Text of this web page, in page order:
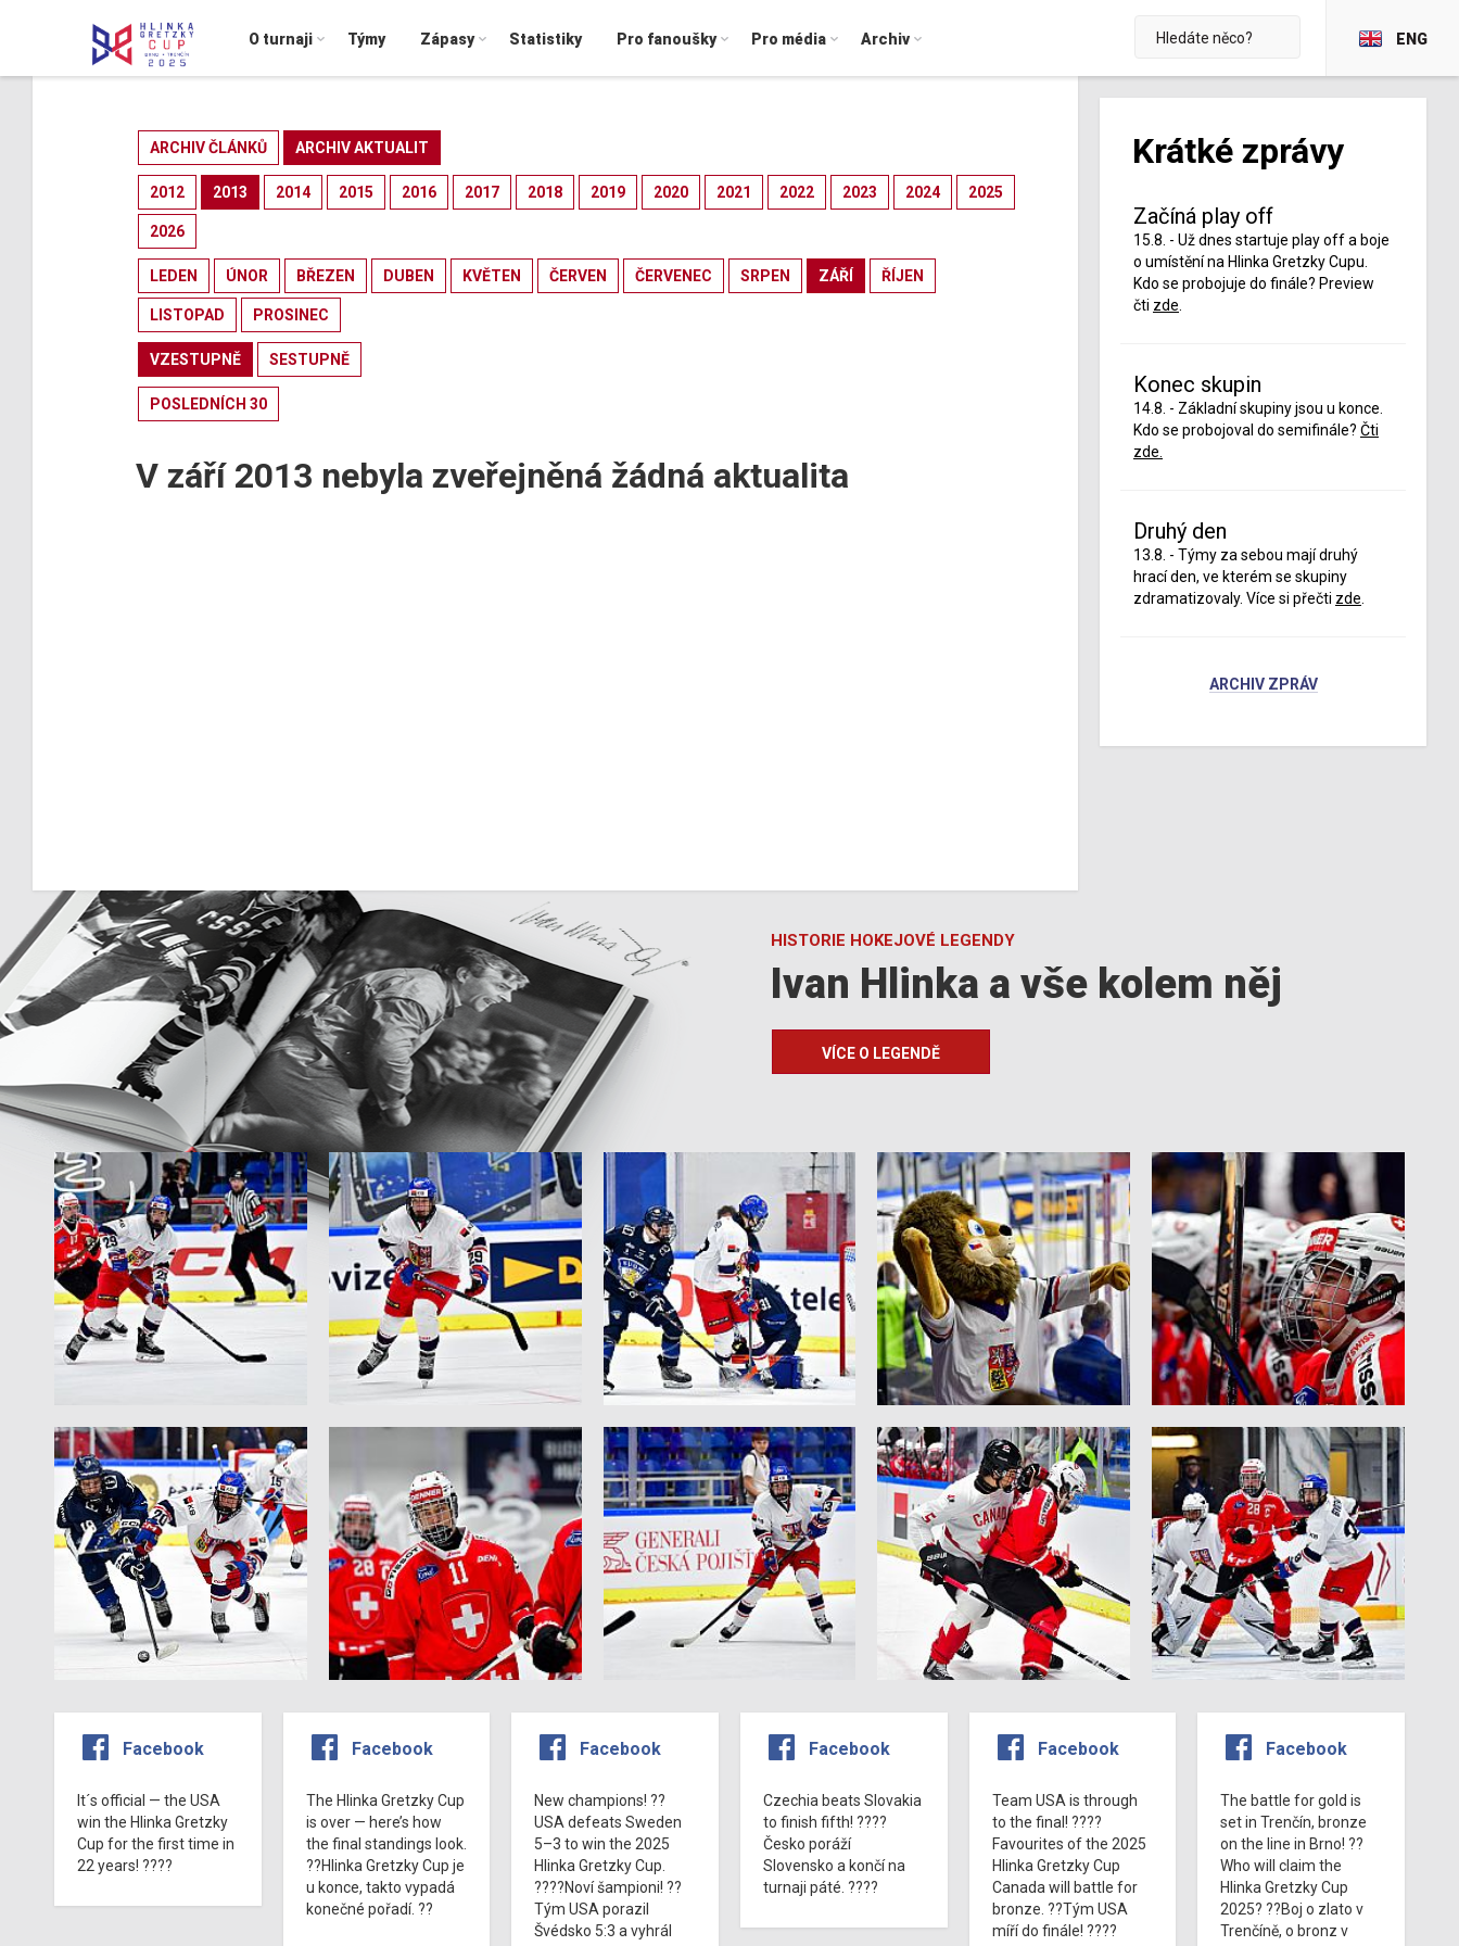
O turnaji Týmy Zápasy Statistiky Pro fanoušky Pro média Archiv ENG
ARCHIV ČLÁNKŮ ARCHIV AKTUALIT
2012 2013 2014 2015 2016 2017 2018 2019 2020 2021 2022 2023 2024 2025
2026
LEDEN ÚNOR BŘEZEN DUBEN KVĚTEN ČERVEN ČERVENEC SRPEN ZÁŘÍ ŘÍJEN
LISTOPAD PROSINEC
VZESTUPNĚ SESTUPNĚ
POSLEDNÍCH 30
V září 2013 nebyla zveřejněná žádná aktualita
Krátké zprávy
Začíná play off
15.8. - Už dnes startuje play off a boje
o umístění na Hlinka Gretzky Cupu.
Kdo se probojuje do finále? Preview
čti zde
Konec skupin
14.8. - Základní skupiny jsou u konce.
Kdo se probojoval do semifinále? Čti
zde.
Druhý den
13.8. - Týmy za sebou mají druhý
hrací den, ve kterém se skupiny
zdramatizovaly. Více si přečti zde
ARCHIV ZPRÁV
HISTORIE HOKEJOVÉ LEGENDY
Ivan Hlinka a vše kolem něj
VÍCE O LEGENDĚ
Facebook
It´s official — the USA
win the Hlinka Gretzky
Cup for the first time in
22 years! ????
Facebook
The Hlinka Gretzky Cup
is over — here’s how
the final standings look.
??Hlinka Gretzky Cup je
u konce, takto vypadá
konečné pořadí. ??
Facebook
New champions! ??
USA defeats Sweden
5–3 to win the 2025
Hlinka Gretzky Cup.
????Noví šampioni! ??
Tým USA porazil
Švédsko 5:3 a vyhrál
Facebook
Czechia beats Slovakia
to finish fifth! ????
Česko poráží
Slovensko a končí na
turnaji páté. ????
Facebook
Team USA is through
to the final! ????
Favourites of the 2025
Hlinka Gretzky Cup
Canada will battle for
bronze. ??Tým USA
míří do finále! ????
Facebook
The battle for gold is
set in Trenčín, bronze
on the line in Brno! ??
Who will claim the
Hlinka Gretzky Cup
2025? ??Boj o zlato v
Trenčíně, o bronz v